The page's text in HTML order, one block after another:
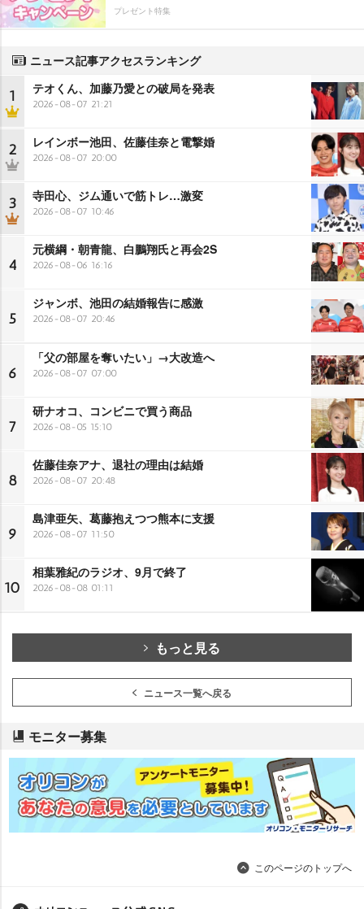
プレゼント特集
ニュース記事アクセスランキング
1 テオくん、加藤乃愛との破局を発表
2026-08-07 21:21
2 レインボー池田、佐藤佳奈と電撃婚
2026-08-07 20:00
3 寺田心、ジム通いで筋トレ…激変
2026-08-07 10:46
4
元横綱・朝青龍、白鵬翔氏と再会2S
2026-08-06 16:16
5
ジャンボ、池田の結婚報告に感激
2026-08-07 20:46
6
「父の部屋を奪いたい」→大改造へ
2026-08-07 07:00
7
研ナオコ、コンビニで買う商品
2026-08-05 15:10
8
佐藤佳奈アナ、退社の理由は結婚
2026-08-07 20:48
9
島津亜矢、葛藤抱えつつ熊本に支援
2026-08-07 11:50
10
相葉雅紀のラジオ、9月で終了
2026-08-08 01:11
もっと見る
ニュース一覧へ戻る
モニター募集
このページのトップへ